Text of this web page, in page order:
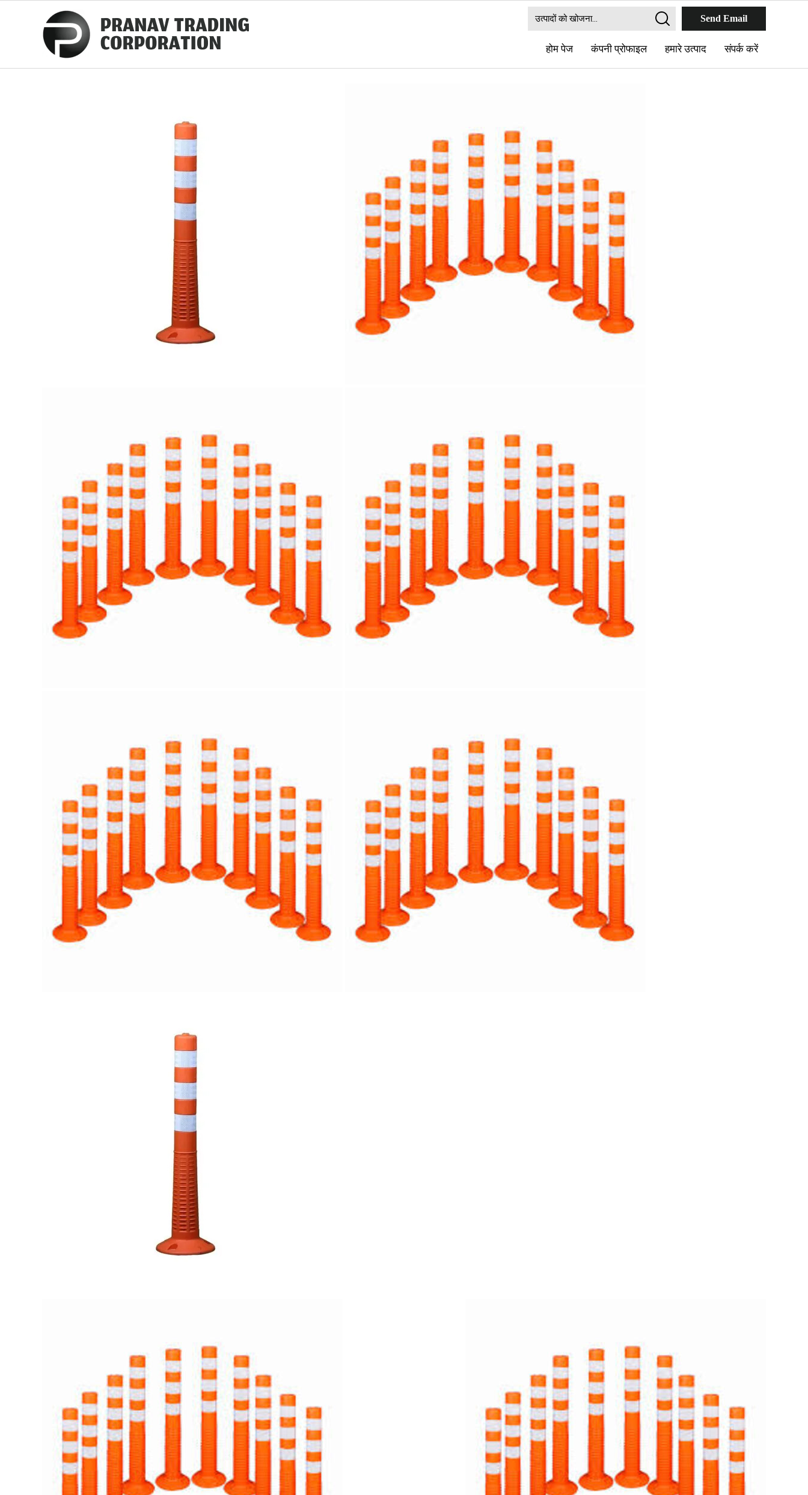
Send Email
होम पेज कंपनी प्रोफाइल हमारे उत्पाद संपर्क करें